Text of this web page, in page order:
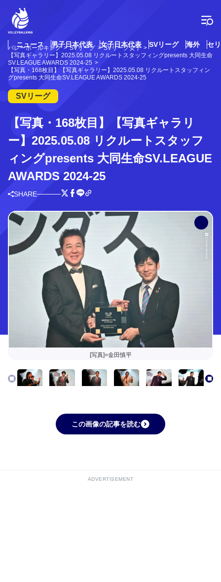
テ
ツ
プ
ニュース 男子日本代表 女子日本代表 SVリーグ 海外 セ
バレーボールキング SVリーグ
SVリーグ女子
【写真ギャラリー】2025.05.08 リクルートスタッフィングpresents 大同生命
SV.LEAGUE AWARDS 2024-25
【写真・168枚目】【写真ギャラリー】2025.05.08 リクルートスタッフィン
グpresents 大同生命SV.LEAGUE AWARDS 2024-25
SVリーグ
【写真・168枚目】【写真ギャラリ
ー】2025.05.08 リクルートスタッフ
ィングpresents 大同生命SV.LEAGUE
AWARDS 2024-25
SHARE
[写真]=金田慎平
この画像の記事を読む
ADVERTISEMENT